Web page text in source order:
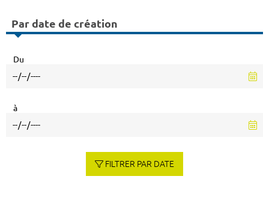
Par date de création
Du
à
FILTRER PAR DATE